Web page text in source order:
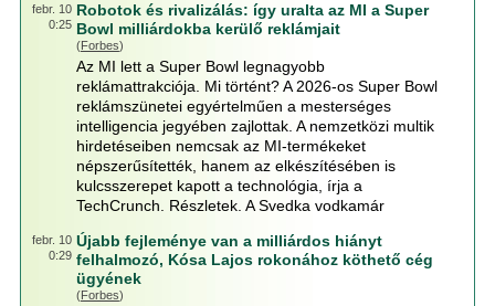
febr. 10
0:25
Robotok és rivalizálás: így uralta az MI a Super
Bowl milliárdokba kerülő reklámjait
(Forbes)
Az MI lett a Super Bowl legnagyobb
reklámattrakciója. Mi történt? A 2026-os Super Bowl
reklámszünetei egyértelműen a mesterséges
intelligencia jegyében zajlottak. A nemzetközi multik
hirdetéseiben nemcsak az MI-termékeket
népszerűsítették, hanem az elkészítésében is
kulcsszerepet kapott a technológia, írja a
TechCrunch. Részletek. A Svedka vodkamár
febr. 10
0:29
Újabb fejleménye van a milliárdos hiányt
felhalmozó, Kósa Lajos rokonához köthető cég
ügyének
(Forbes)